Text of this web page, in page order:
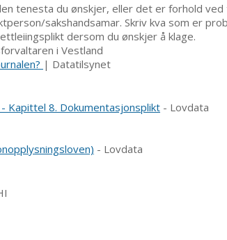
tenesta du ønskjer, eller det er forhold
sakshandsamar. Skriv kva som er
dersom du ønskjer å klage.
i Vestland
| Datatilsynet
Kapittel 8. Dokumentasjonsplikt - Lovdata
- Lovdata